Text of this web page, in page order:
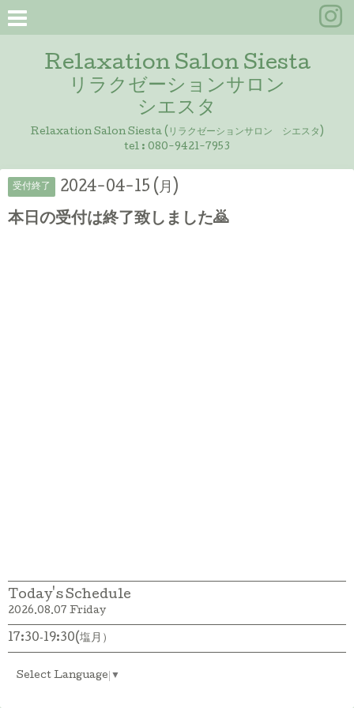
Relaxation Salon Siesta
リラクゼーションサロン
シエスタ
Relaxation Salon Siesta (リラクゼーションサロン シエスタ)
tel : 080-9421-7953
受付終了 2024-04-15 (月)
本日の受付は終了致しました🙇
Today's Schedule
2026.08.07 Friday
17:30‐19:30(塩月）
Select Language ▼